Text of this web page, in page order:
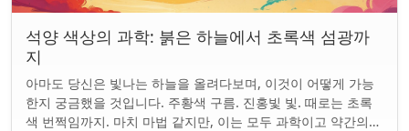
석양 색상의 과학: 붉은 하늘에서 초록색 섬광까
지
아마도 당신은 빛나는 하늘을 올려다보며, 이것이 어떻게 가능
한지 궁금했을 것입니다. 주황색 구름. 진홍빛 빛. 때로는 초록
색 번쩍임까지. 마치 마법 같지만, 이는 모두 과학이고 약간의